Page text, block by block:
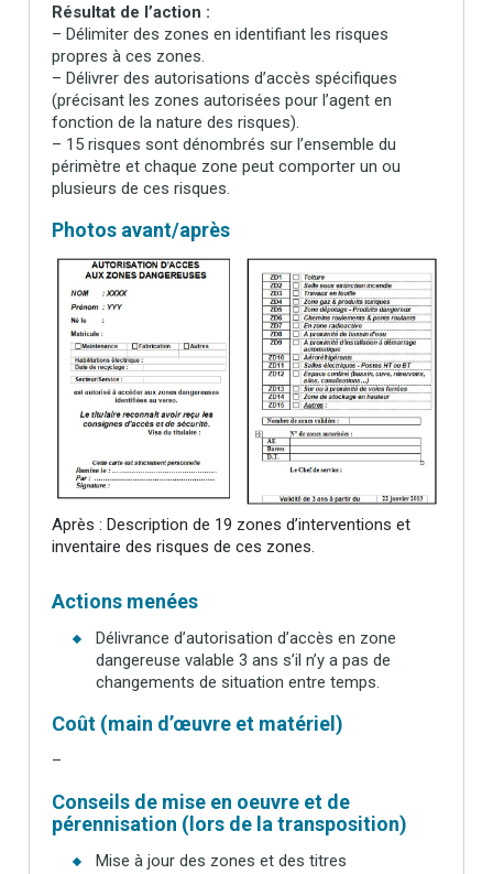
Résultat de l’action :
– Délimiter des zones en identifiant les risques
propres à ces zones.
– Délivrer des autorisations d’accès spécifiques
(précisant les zones autorisées pour l’agent en
fonction de la nature des risques).
– 15 risques sont dénombrés sur l’ensemble du
périmètre et chaque zone peut comporter un ou
plusieurs de ces risques.
Photos avant/après
Après : Description de 19 zones d’interventions et
inventaire des risques de ces zones.
Actions menées
Délivrance d’autorisation d’accès en zone
dangereuse valable 3 ans s’il n’y a pas de
changements de situation entre temps.
Coût (main d’œuvre et matériel)
–
Conseils de mise en oeuvre et de
pérennisation (lors de la transposition)
Mise à jour des zones et des titres